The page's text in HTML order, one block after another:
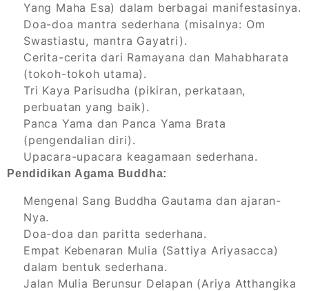
Yang Maha Esa) dalam berbagai manifestasinya.
Doa-doa mantra sederhana (misalnya: Om
Swastiastu, mantra Gayatri).
Cerita-cerita dari Ramayana dan Mahabharata
(tokoh-tokoh utama).
Tri Kaya Parisudha (pikiran, perkataan,
perbuatan yang baik).
Panca Yama dan Panca Yama Brata
(pengendalian diri).
Upacara-upacara keagamaan sederhana.
Pendidikan Agama Buddha:
Mengenal Sang Buddha Gautama dan ajaran-
Nya.
Doa-doa dan paritta sederhana.
Empat Kebenaran Mulia (Sattiya Ariyasacca)
dalam bentuk sederhana.
Jalan Mulia Berunsur Delapan (Ariya Atthangika